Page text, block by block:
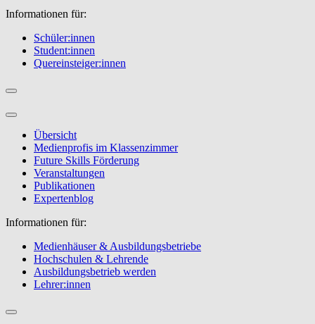
Informationen für:
Schüler:innen
Student:innen
Quereinsteiger:innen
Übersicht
Medienprofis im Klassenzimmer
Future Skills Förderung
Veranstaltungen
Publikationen
Expertenblog
Informationen für:
Medienhäuser & Ausbildungsbetriebe
Hochschulen & Lehrende
Ausbildungsbetrieb werden
Lehrer:innen